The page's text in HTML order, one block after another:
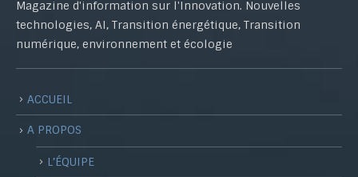
Magazine d'information sur l'Innovation. Nouvelles
technologies, AI, Transition énergétique, Transition
numérique, environnement et écologie
ACCUEIL
A PROPOS
L’ÉQUIPE